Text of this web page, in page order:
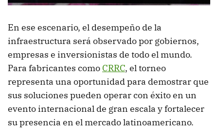
En ese escenario, el desempeño de la
infraestructura será observado por gobiernos,
empresas e inversionistas de todo el mundo.
Para fabricantes como CRRC, el torneo
representa una oportunidad para demostrar que
sus soluciones pueden operar con éxito en un
evento internacional de gran escala y fortalecer
su presencia en el mercado latinoamericano.